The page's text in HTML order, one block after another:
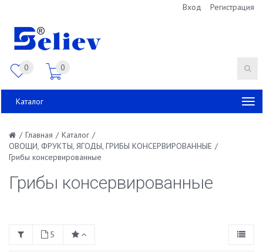
Вход Регистрация
0 0
Каталог
/ Главная / Каталог /
ОВОЩИ, ФРУКТЫ, ЯГОДЫ, ГРИБЫ КОНСЕРВИРОВАННЫЕ /
Грибы консервированные
Грибы консервированные
5